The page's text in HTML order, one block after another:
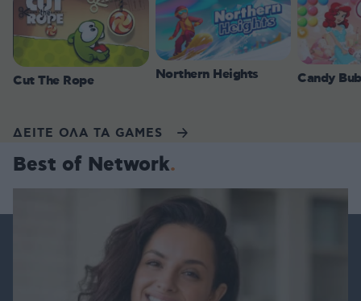
Cut The Rope Northern Heights Candy
ΔΕΙΤΕ ΟΛΑ ΤΑ GAMES
Best of Network